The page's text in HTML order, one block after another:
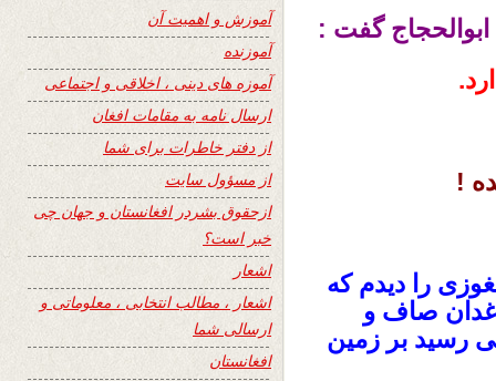
گفت :
!
را دیدم که
صاف و
رسید بر زمین
آموزش و اهمیت آن
آموزنده
آموزه های دینی ، اخلاقی و اجتماعی
ارسال نامه به مقامات افغان
از دفتر خاطرات برای شما
از مسؤول سایت
ازحقوق بشردر افغانستان و جهان چی
خبر است؟
اشعار
اشعار ، مطالب انتخابی ، معلوماتی و
ارسالی شما
افغانستان